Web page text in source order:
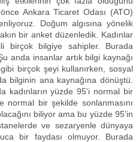
Ankara Ticaret Odası (ATO)
Doğum algısına yönelik
bir anket düzenledik. Kadınlar
birçok bilgiye sahipler. Burada
anda insanlar artık bilgi kaynağı
birçok şeyi kullanırken, sosyal
bilginin ana kaynağına dönüştü.
kadınların yüzde 95'i normal bir
normal bir şekilde sonlanmasını
biliyor ama bu yüzde 95'in
ve sezaryenle dünyaya
bir faydası olmuyor. Burada